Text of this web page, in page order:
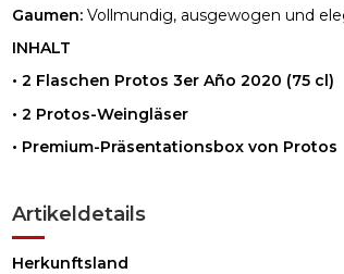
Gaumen:Vollmundig, ausgewogen und
INHALT
• 2 Flaschen Protos 3er Año 2020 (75 cl)
• 2 Protos-Weingläser
• Premium-Präsentationsbox von Protos
Artikeldetails
Herkunftsland